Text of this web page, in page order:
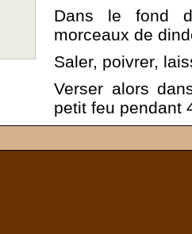
Dans le fond
morceaux de
Saler, poivrer,
Verser alors
petit feu pendant